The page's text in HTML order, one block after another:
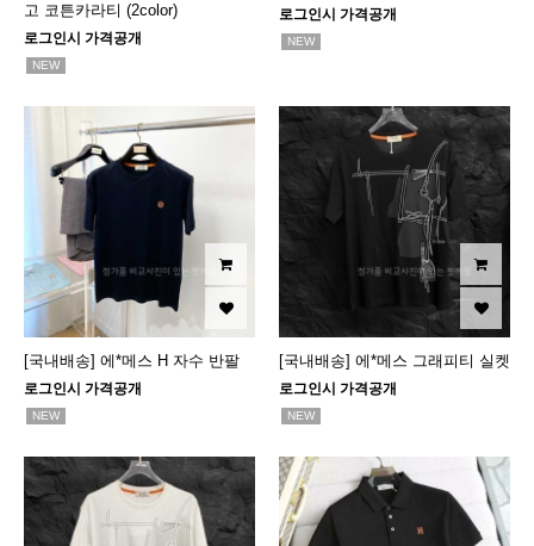
고 코튼카라티 (2color)
로그인시 가격공개
NEW
로그인시 가격공개
NEW
[국내배송] 에*메스 H 자수 반팔
로그인시 가격공개
NEW
[국내배송] 에*메스 그래피티 실켓
로그인시 가격공개
NEW